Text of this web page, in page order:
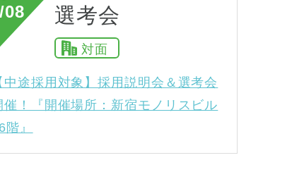
08 選考会
対面
中途採用対象】採用説明会＆選考会
催！『開催場所：新宿モノリスビル
階』